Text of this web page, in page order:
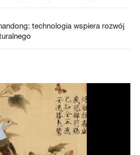
technologia wspiera rozwój